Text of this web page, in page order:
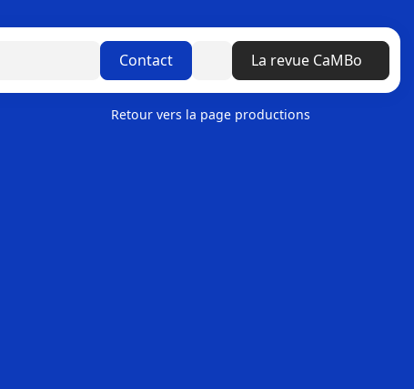
Contact LinkedinLa revue CaMBo
Retour vers la page productions